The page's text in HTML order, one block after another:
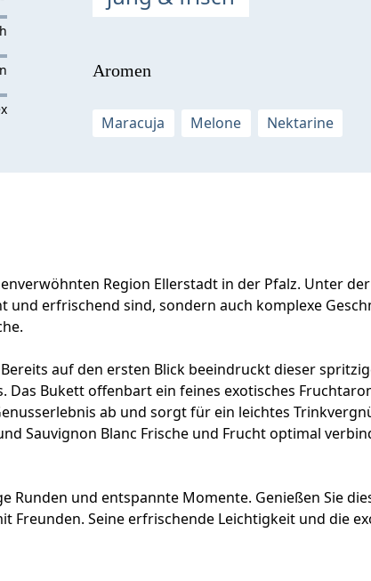
Aromen
Maracuja Melone Nektarine
Region Ellerstadt in der Pfalz. Unter
erfrischend sind, sondern auch komplexe
auf den ersten Blick beeindruckt dieser
Bukett offenbart ein feines exotisches
ab und sorgt für ein leichtes
Sauvignon Blanc Frische und Frucht optimal
und entspannte Momente. Genießen Sie
Seine erfrischende Leichtigkeit und die